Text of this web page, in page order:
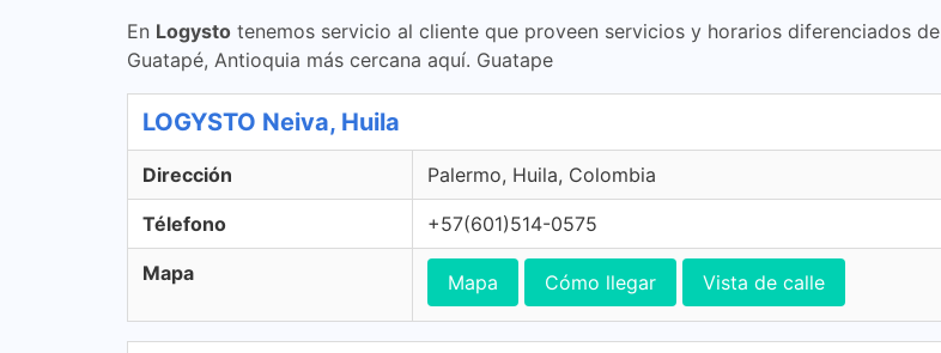
En Logysto tenemos servicio al cliente que proveen servicios y horarios diferenciados de
Guatapé, Antioquia más cercana aquí. Guatape
LOGYSTO Neiva, Huila
Dirección Palermo, Huila, Colombia
Télefono +57(601)514-0575
Mapa Mapa Cómo llegar Vista de calle